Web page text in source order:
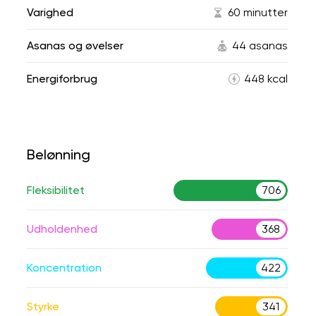
Varighed 60 minutter
Asanas og øvelser 44 asanas
Energiforbrug 448 kcal
Belønning
Fleksibilitet 706
Udholdenhed 368
Koncentration 422
Styrke 341